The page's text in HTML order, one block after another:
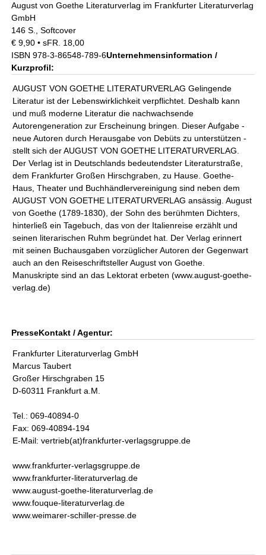
August von Goethe Literaturverlag im Frankfurter Literaturverlag
GmbH
146 S., Softcover
€ 9,90 • sFR. 18,00
ISBN 978-3-86548-789-6Unternehmensinformation /
Kurzprofil:
AUGUST VON GOETHE LITERATURVERLAG Gelingende
Literatur ist der Lebenswirklichkeit verpflichtet. Deshalb kann
und muß moderne Literatur die nachwachsende
Autorengeneration zur Erscheinung bringen. Dieser Aufgabe -
neue Autoren durch Herausgabe von Debüts zu unterstützen -
stellt sich der AUGUST VON GOETHE LITERATURVERLAG.
Der Verlag ist in Deutschlands bedeutendster Literaturstraße,
dem Frankfurter Großen Hirschgraben, zu Hause. Goethe-
Haus, Theater und Buchhändlervereinigung sind neben dem
AUGUST VON GOETHE LITERATURVERLAG ansässig. August
von Goethe (1789-1830), der Sohn des berühmten Dichters,
hinterließ ein Tagebuch, das von der Italienreise erzählt und
seinen literarischen Ruhm begründet hat. Der Verlag erinnert
mit seinen Buchausgaben vorzüglicher Autoren der Gegenwart
auch an den Reiseschriftsteller August von Goethe.
Manuskripte sind an das Lektorat erbeten (www.august-goethe-
verlag.de)
PresseKontakt / Agentur:
Frankfurter Literaturverlag GmbH
Marcus Taubert
Großer Hirschgraben 15
D-60311 Frankfurt a.M.
Tel.: 069-40894-0
Fax: 069-40894-194
E-Mail: vertrieb(at)frankfurter-verlagsgruppe.de
www.frankfurter-verlagsgruppe.de
www.frankfurter-literaturverlag.de
www.august-goethe-literaturverlag.de
www.fouque-literaturverlag.de
www.weimarer-schiller-presse.de